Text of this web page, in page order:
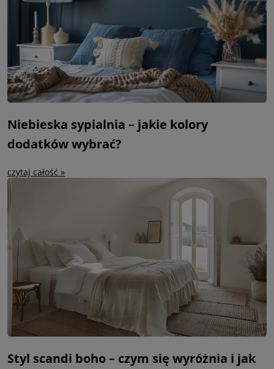
Niebieska sypialnia – jakie kolory
dodatków wybrać?
czytaj całość »
Styl scandi boho – czym się wyróżnia i jak